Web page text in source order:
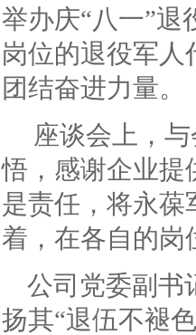
举办庆“八一”
岗位的退役军人
团结奋进力量。
座谈会上，
悟，感谢企业提
是责任，将永葆
着，在各
公司党委副书
扬其“退伍不褪